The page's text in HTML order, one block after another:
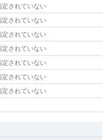
定されていない
定されていない
定されていない
定されていない
定されていない
定されていない
定されていない